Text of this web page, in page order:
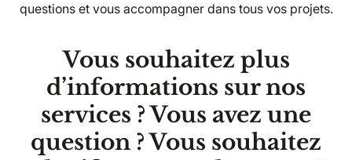
questions et vous accompagner dans tous vos projets.
Vous souhaitez plus
d’informations sur nos
services ? Vous avez une
question ? Vous souhaitez